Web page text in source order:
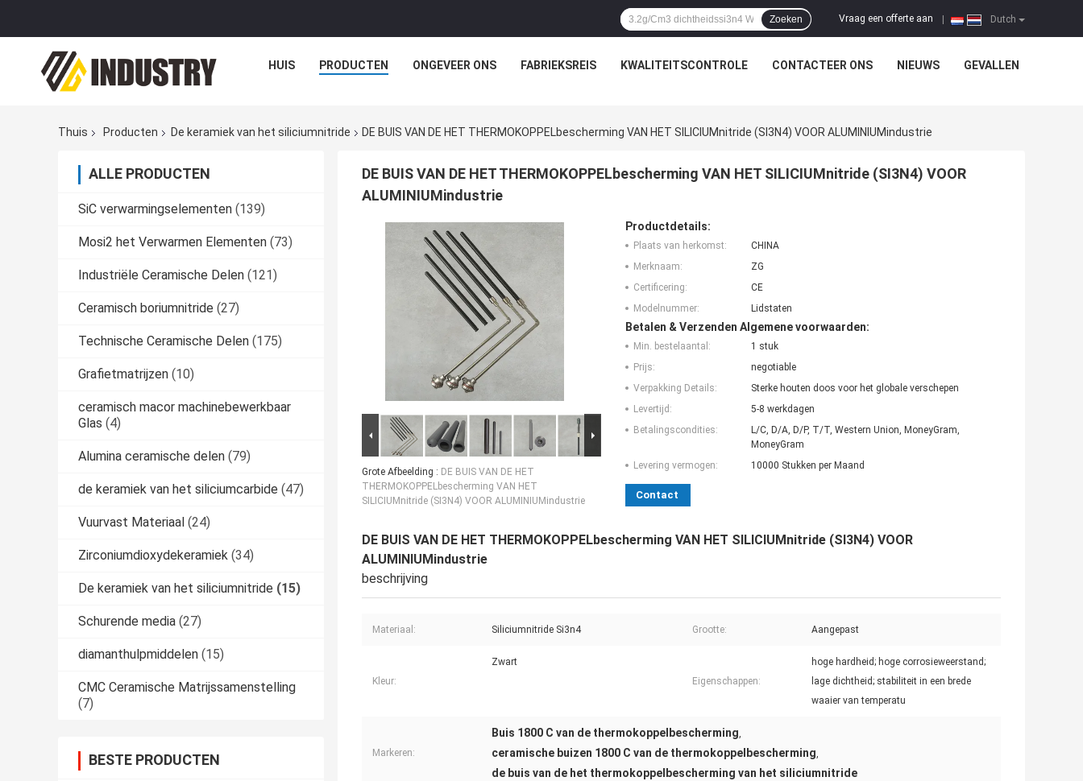
Dutch
Vraag een offerte aan
Zoeken
HUIS PRODUCTEN ONGEVEER ONS FABRIEKSREIS KWALITEITSCONTROLE CONTACTEER ONS NIEUWS GEVALLEN
Thuis Producten De keramiek van het siliciumnitride DE BUIS VAN DE HET THERMOKOPPELbescherming VAN HET SILICIUMnitride (SI3N4) VOOR ALUMINIUMindustrie
ALLE PRODUCTEN
SiC verwarmingselementen (139)
Mosi2 het Verwarmen Elementen (73)
Industriële Ceramische Delen (121)
Ceramisch boriumnitride (27)
Technische Ceramische Delen (175)
Grafietmatrijzen (10)
ceramisch macor machinebewerkbaar
Glas (4)
Alumina ceramische delen (79)
de keramiek van het siliciumcarbide (47)
Vuurvast Materiaal (24)
Zirconiumdioxydekeramiek (34)
De keramiek van het siliciumnitride (15)
Schurende media (27)
diamanthulpmiddelen (15)
CMC Ceramische Matrijssamenstelling
(7)
BESTE PRODUCTEN
DE BUIS VAN DE HET THERMOKOPPELbescherming VAN HET SILICIUMnitride (SI3N4) VOOR
ALUMINIUMindustrie
Grote Afbeelding : DE BUIS VAN DE HET
THERMOKOPPELbescherming VAN HET
SILICIUMnitride (SI3N4) VOOR ALUMINIUMindustrie
Productdetails:
Plaats van herkomst:
CHINA
Merknaam:
ZG
Certificering:
CE
Modelnummer:
Lidstaten
Betalen & Verzenden Algemene voorwaarden:
Min. bestelaantal:
1 stuk
Prijs:
negotiable
Verpakking Details:
Sterke houten doos voor het globale verschepen
Levertijd:
5-8 werkdagen
Betalingscondities:
L/C, D/A, D/P, T/T, Western Union, MoneyGram,
MoneyGram
Levering vermogen:
10000 Stukken per Maand
Contact
DE BUIS VAN DE HET THERMOKOPPELbescherming VAN HET SILICIUMnitride (SI3N4) VOOR
ALUMINIUMindustrie
beschrijving
Materiaal: Siliciumnitride Si3n4 Grootte: Aangepast
Kleur:
Zwart
Eigenschappen:
hoge hardheid; hoge corrosieweerstand;
lage dichtheid; stabiliteit in een brede
waaier van temperatu
Markeren:
Buis 1800 C van de thermokoppelbescherming,
ceramische buizen 1800 C van de thermokoppelbescherming,
de buis van de het thermokoppelbescherming van het siliciumnitride